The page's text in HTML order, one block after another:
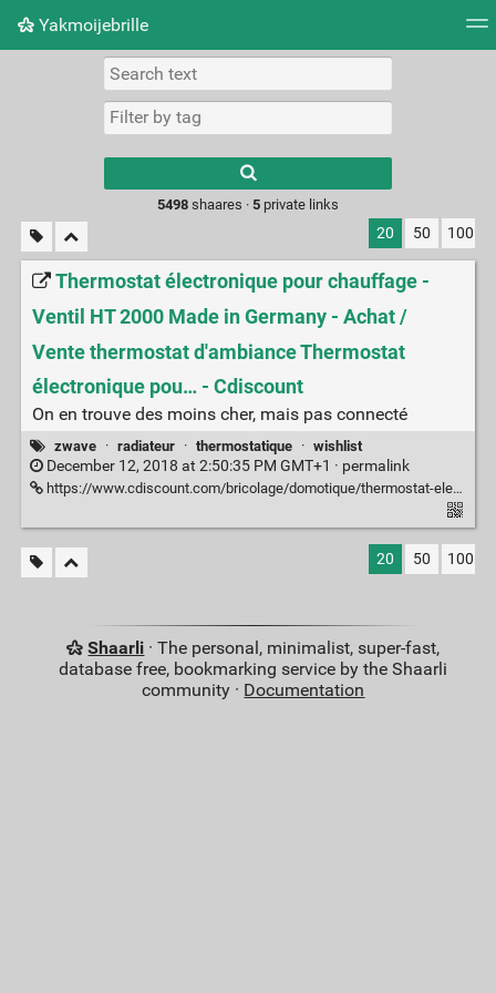
Yakmoijebrille
Picture wall
results.
5498shaares · 5private links
20 50 100
Thermostat électronique pour chauffage -
Ventil HT 2000 Made in Germany - Achat /
Vente thermostat d'ambiance Thermostat
électronique pou… - Cdiscount
On en trouve des moins cher, mais pas connecté
zwave · radiateur · thermostatique · wishlist
December 12, 2018 at 2:50:35 PM GMT+1 · permalink
https://www.cdiscount.com/bricolage/domotique/thermostat-electronique-pour-chauffage-ventil-ht/f-166190102-oly4030152949144.html?idOffre=105887457#mpos=4|mp
20 50 100
Shaarli · The personal, minimalist, super-fast,
database free, bookmarking service by the Shaarli
community · Documentation